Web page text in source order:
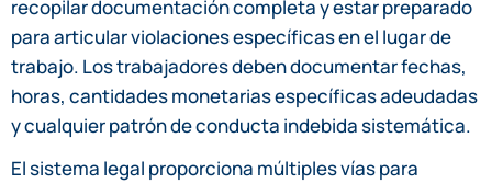
recopilar documentación completa y estar preparado
para articular violaciones específicas en el lugar de
trabajo. Los trabajadores deben documentar fechas,
horas, cantidades monetarias específicas adeudadas
y cualquier patrón de conducta indebida sistemática.
El sistema legal proporciona múltiples vías para